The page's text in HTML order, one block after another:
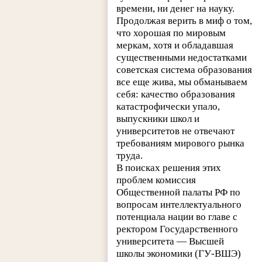
времени, ни денег на науку.
Продолжая верить в миф о том,
что хорошая по мировым
меркам, хотя и обладавшая
существенными недостатками
советская система образования
все еще жива, мы обманываем
себя: качество образования
катастрофически упало,
выпускники школ и
университетов не отвечают
требованиям мирового рынка
труда.
В поисках решения этих
проблем комиссия
Общественной палаты РФ по
вопросам интеллектуального
потенциала нации во главе с
ректором Государственного
университета — Высшей
школы экономики (ГУ-ВШЭ)